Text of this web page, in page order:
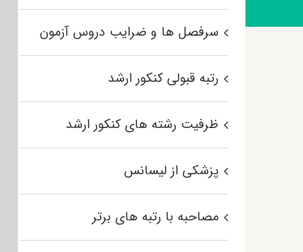
سرفصل ها و ضرایب دروس آزمون
رتبه قبولی کنکور ارشد
ظرفیت رشته های کنکور ارشد
پزشکی از لیسانس
مصاحبه با رتبه های برتر